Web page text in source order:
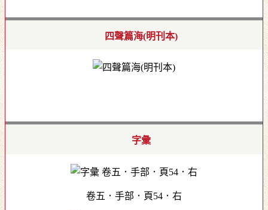
四聲篇海(明刊本)
字彙
卷五．手部．頁54．右